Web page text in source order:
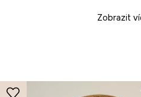
během
Zobrazit